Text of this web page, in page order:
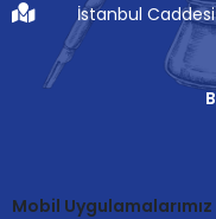
İstanbul
Mobil Uygulamalarımız